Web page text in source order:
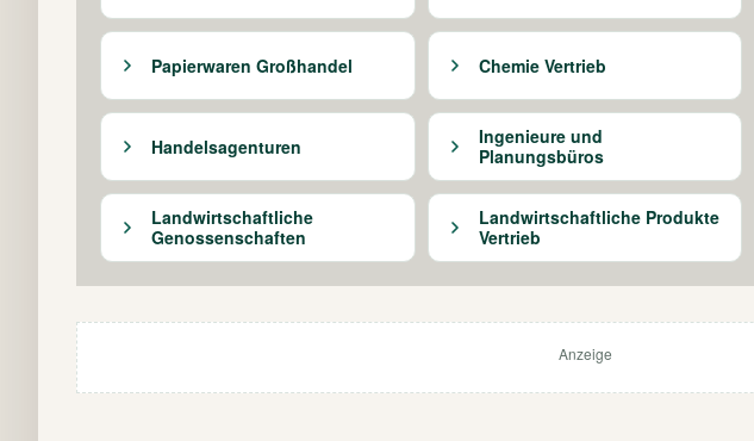
Papierwaren Großhandel Chemie Vertrieb
Handelsagenturen
Ingenieure und
Planungsbüros
Landwirtschaftliche
Genossenschaften
Landwirtschaftliche Produkte
Vertrieb
Anzeige